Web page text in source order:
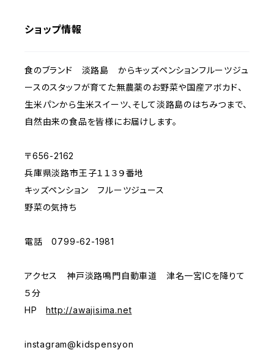
ショップ情報
食のブランド 淡路島 からキッズペンションフルーツジュ
ースのスタッフが育てた無農薬のお野菜や国産アボカド、
生米パンから生米スイーツ、そして淡路島のはちみつまで、
自然由来の食品を皆様にお届けします。
〒656-2162
兵庫県淡路市王子１１３９番地
キッズペンション フルーツジュース
野菜の気持ち
電話 0799-62-1981
アクセス 神戸淡路鳴門自動車道 津名一宮ICを降りて
５分
HPhttp://awajisima.net
instagram@kidspensyon